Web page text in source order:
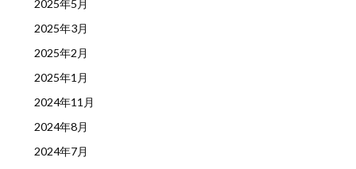
2025年5月
2025年3月
2025年2月
2025年1月
2024年11月
2024年8月
2024年7月